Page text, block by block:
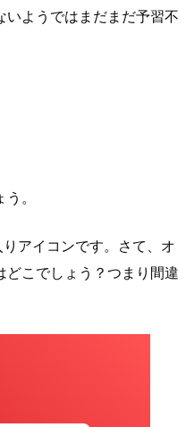
ようではまだまだ予習不
。
アイコンです。さて、オ
どこでしょう？つまり間違